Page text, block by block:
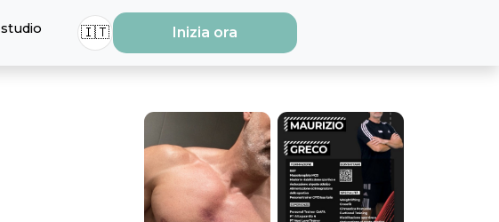
🇮🇹 Inizia ora